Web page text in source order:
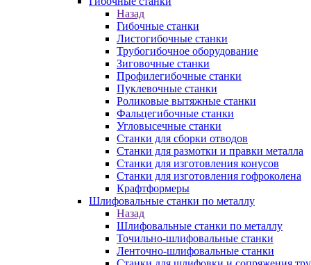
Назад
Гибочные станки
Листогибочные станки
Трубогибочное оборудование
Зиговочные станки
Профилегибочные станки
Пуклевочные станки
Роликовые вытяжные станки
Фальцегибочные станки
Угловысечные станки
Станки для сборки отводов
Станки для размотки и правки металла
Станки для изготовления конусов
Станки для изготовления гофроколена
Крафтформеры
Шлифовальные станки по металлу
Назад
Шлифовальные станки по металлу
Точильно-шлифовальные станки
Ленточно-шлифовальные станки